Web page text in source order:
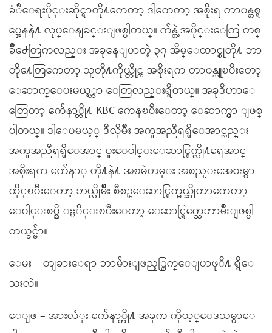
ခံဳေရးပိုင္းဆိုင္ရာတို႔ကေတာ့ ဒါကေတာ့ အစိုးရ တာ၀န္တစ္ရ
ပ္အေနနဲ႔ လုပ္ေနျခင္းျဖစ္ပါတယ္။ က်န္တဲ့အပိုင္းေတြ တစ္
ခ်ိဳ႕ေတြကလည္း အခုနေျပာတဲ့ ၃၇ အိမ္ေထာင္စုတို႔ ဘာ
တို႔ေတြကေတာ့ သူတို႔ကိုယ္တိုင္က အစိုးရက တာ၀န္ယူၿပီးေတာ့
ေဆာက္ေပးမယ့္ဟာ ေတြလည္းရွိတယ္။ အခုဒီဟာေ
တြေတာ့ က်ေနာ္တို႔ KBC ကေနၿပီးေတာ့ ေဆာက္မွာ ျဖစ္
ပါတယ္။ ဒါေပမယ့္ ဒီလိုမ်ိဳး အကူအညီရရွိေအာင္လည္း
အကူအညီရရွိေအာင္ ပူးေပါင္းေဆာင္ရြက္လို႔ရေအာင္
အစိုးရက က်ေနာ္ တို႔နဲ႔ အၿမဲတမ္း အစည္းအေ၀းမွာ
ထိုင္ၿပီးေတာ့ ဘယ္လိုမ်ိဳး စီစဥ္ေဆာင္ရြက္မယ္ဆိုတာကေတာ့
ေပါင္းစပ္ညွိ ႏႈိင္းၿပီးေတာ့ ေဆာင္ရြက္သေဘာမ်ိဳးျဖစ္ပါ
တယ္ခင္ဗ်ာ။
ေမး – တျခားေရာ ဘာမ်ားျဖည့္စြက္ေျပာဖုိ႔ ရွိေ
သးလဲ။
ေျဖ – အားလံုး က်ေနာ္တို႔ အခုက ကိုယ့္ေဒသမွာေ